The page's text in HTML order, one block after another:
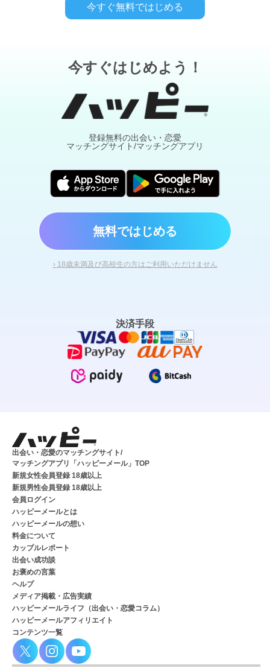
今すぐ無料ではじめる
今すぐはじめよう！
登録無料の出会い・恋愛
マッチングサイト/マッチングアプリ
無料ではじめる
› 18歳未満及び高校生の方はご利用いただけません
決済手段
出会い・恋愛のマッチングサイト/
マッチングアプリ「ハッピーメール」TOP
新規女性会員登録 18歳以上
新規男性会員登録 18歳以上
会員ログイン
ハッピーメールとは
ハッピーメールの想い
料金について
カップルレポート
出会い成功談
お褒めの言葉
ヘルプ
メディア掲載・広告実績
ハッピーメールライフ（出会い・恋愛コラム）
ハッピーメールアフィリエイト
コンテンツ一覧